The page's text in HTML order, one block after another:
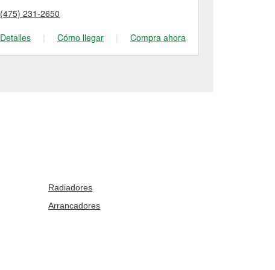
(475) 231-2650
Detalles
| Cómo llegar | Compra ahora
Radiadores
Arrancadores